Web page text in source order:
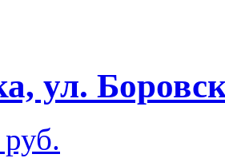
ул.